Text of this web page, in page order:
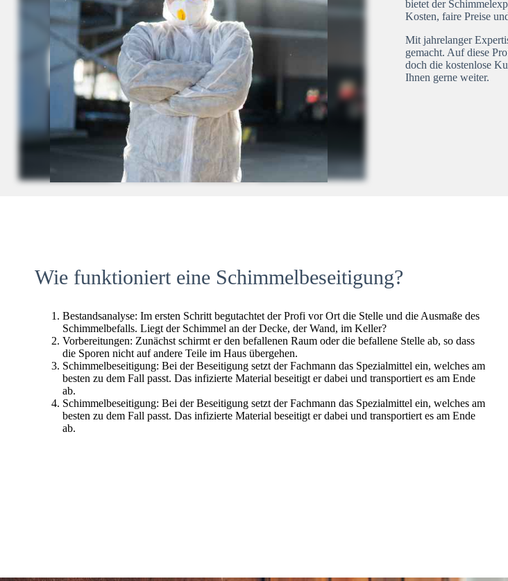
bietet der
Kosten, faire Preise
Mit jahrelanger
gemacht. Auf diese
doch die kostenlose
Ihnen gerne weiter.
Wie funktioniert eine Schimmelbeseitigung?
Bestandsanalyse: Im ersten Schritt begutachtet der Profi vor Ort die Stelle und die Ausmaße des
Schimmelbefalls. Liegt der Schimmel an der Decke, der Wand, im Keller?
Vorbereitungen: Zunächst schirmt er den befallenen Raum oder die befallene Stelle ab, so dass
die Sporen nicht auf andere Teile im Haus übergehen.
Schimmelbeseitigung: Bei der Beseitigung setzt der Fachmann das Spezialmittel ein, welches am
besten zu dem Fall passt. Das infizierte Material beseitigt er dabei und transportiert es am Ende
ab.
Schimmelbeseitigung: Bei der Beseitigung setzt der Fachmann das Spezialmittel ein, welches am
besten zu dem Fall passt. Das infizierte Material beseitigt er dabei und transportiert es am Ende
ab.